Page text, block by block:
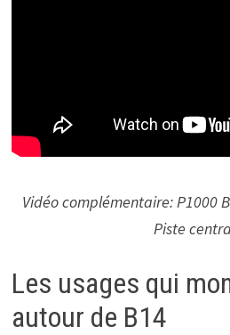
Vidéo complémentaire: P1000
Piste
Les usages qui
autour de B14